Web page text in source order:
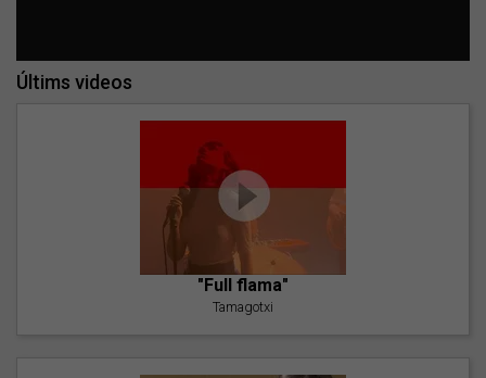
Últims videos
"Full flama"
Tamagotxi